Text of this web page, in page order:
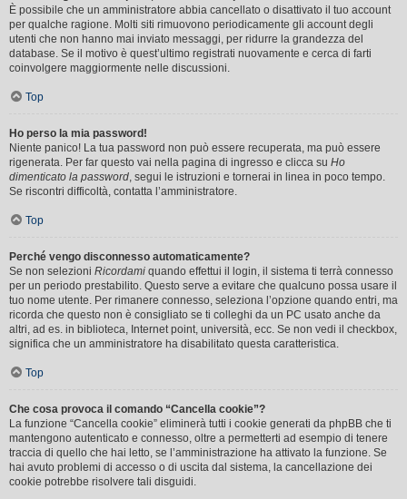
È possibile che un amministratore abbia cancellato o disattivato il tuo account
per qualche ragione. Molti siti rimuovono periodicamente gli account degli
utenti che non hanno mai inviato messaggi, per ridurre la grandezza del
database. Se il motivo è quest’ultimo registrati nuovamente e cerca di farti
coinvolgere maggiormente nelle discussioni.
Top
Ho perso la mia password!
Niente panico! La tua password non può essere recuperata, ma può essere
rigenerata. Per far questo vai nella pagina di ingresso e clicca su Ho
dimenticato la password, segui le istruzioni e tornerai in linea in poco tempo.
Se riscontri difficoltà, contatta l’amministratore.
Top
Perché vengo disconnesso automaticamente?
Se non selezioni Ricordami quando effettui il login, il sistema ti terrà connesso
per un periodo prestabilito. Questo serve a evitare che qualcuno possa usare il
tuo nome utente. Per rimanere connesso, seleziona l’opzione quando entri, ma
ricorda che questo non è consigliato se ti colleghi da un PC usato anche da
altri, ad es. in biblioteca, Internet point, università, ecc. Se non vedi il checkbox,
significa che un amministratore ha disabilitato questa caratteristica.
Top
Che cosa provoca il comando “Cancella cookie”?
La funzione “Cancella cookie” eliminerà tutti i cookie generati da phpBB che ti
mantengono autenticato e connesso, oltre a permetterti ad esempio di tenere
traccia di quello che hai letto, se l’amministrazione ha attivato la funzione. Se
hai avuto problemi di accesso o di uscita dal sistema, la cancellazione dei
cookie potrebbe risolvere tali disguidi.